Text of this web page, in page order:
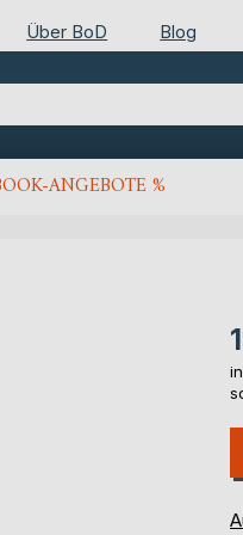
Über BoD Blog
ANGEBOTE %